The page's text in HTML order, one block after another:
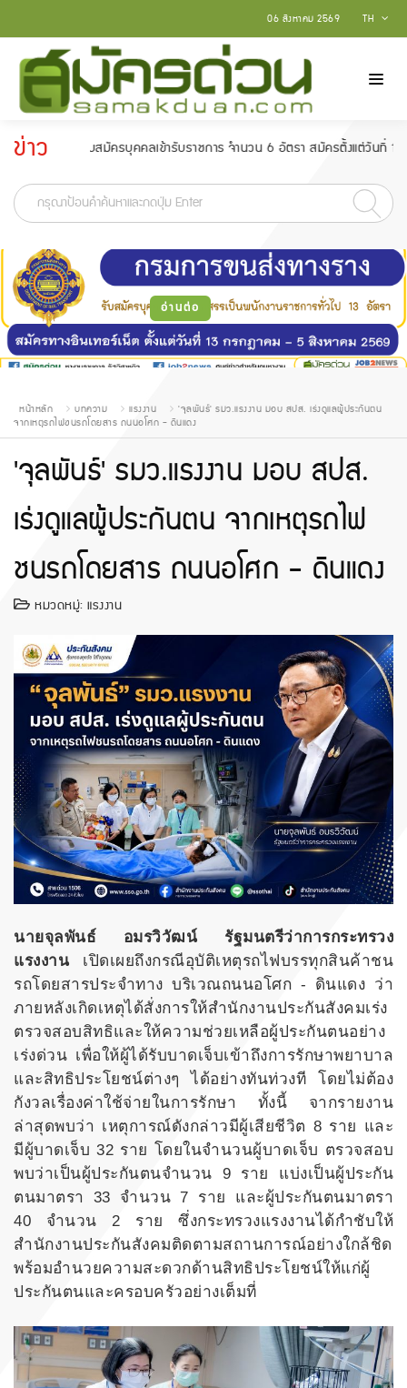
TH
06 สิงหาคม 2569
ข่าว
ประกาศ
รับสมัครบุคคลเข้ารับราชการ จำนวน 6 อัตรา สมัครตั้งแต่วันที่ 18 กุมภาพันธ์
อ่านต่อ
หน้าหลัก บทความ แรงงาน
'จุลพันธ์' รมว.แรงงาน มอบ สปส. เร่งดูแลผู้ประกันตน
จากเหตุรถไฟชนรถโดยสาร ถนนอโศก - ดินแดง
'จุลพันธ์' รมว.แรงงาน มอบ สปส.
เร่งดูแลผู้ประกันตน จากเหตุรถไฟ
ชนรถโดยสาร ถนนอโศก - ดินแดง
หมวดหมู่: แรงงาน
นายจุลพันธ์ อมรวิวัฒน์ รัฐมนตรีว่าการกระทรวง
แรงงาน เปิดเผยถึงกรณีอุบัติเหตุรถไฟบรรทุกสินค้าชน
รถโดยสารประจำทาง บริเวณถนนอโศก - ดินแดง ว่า
ภายหลังเกิดเหตุได้สั่งการให้สำนักงานประกันสังคมเร่ง
ตรวจสอบสิทธิและให้ความช่วยเหลือผู้ประกันตนอย่าง
เร่งด่วน เพื่อให้ผู้ได้รับบาดเจ็บเข้าถึงการรักษาพยาบาล
และสิทธิประโยชน์ต่างๆ ได้อย่างทันท่วงที โดยไม่ต้อง
กังวลเรื่องค่าใช้จ่ายในการรักษา ทั้งนี้ จากรายงาน
ล่าสุดพบว่า เหตุการณ์ดังกล่าวมีผู้เสียชีวิต 8 ราย และ
มีผู้บาดเจ็บ 32 ราย โดยในจำนวนผู้บาดเจ็บ ตรวจสอบ
พบว่าเป็นผู้ประกันตนจำนวน 9 ราย แบ่งเป็นผู้ประกัน
ตนมาตรา 33 จำนวน 7 ราย และผู้ประกันตนมาตรา
40 จำนวน 2 ราย ซึ่งกระทรวงแรงงานได้กำชับให้
สำนักงานประกันสังคมติดตามสถานการณ์อย่างใกล้ชิด
พร้อมอำนวยความสะดวกด้านสิทธิประโยชน์ให้แก่ผู้
ประกันตนและครอบครัวอย่างเต็มที่